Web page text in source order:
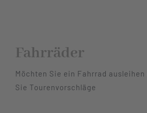
Aktuelles
Hotel
Fahrräder
Möchten Sie ein Fahrrad
Sie Tourenvorschläge